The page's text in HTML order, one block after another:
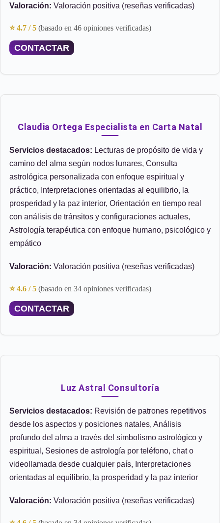
Valoración: Valoración positiva (reseñas verificadas)
⭐ 4.7 / 5 (basado en 46 opiniones verificadas)
CONTACTAR
Claudia Ortega Especialista en Carta Natal
Servicios destacados: Lecturas de propósito de vida y
camino del alma según nodos lunares, Consulta
astrológica personalizada con enfoque espiritual y
práctico, Interpretaciones orientadas al equilibrio, la
prosperidad y la paz interior, Orientación en tiempo real
con análisis de tránsitos y configuraciones actuales,
Astrología terapéutica con enfoque humano, psicológico y
empático
Valoración: Valoración positiva (reseñas verificadas)
⭐ 4.6 / 5 (basado en 34 opiniones verificadas)
CONTACTAR
Luz Astral Consultoría
Servicios destacados: Revisión de patrones repetitivos
desde los aspectos y posiciones natales, Análisis
profundo del alma a través del simbolismo astrológico y
espiritual, Sesiones de astrología por teléfono, chat o
videollamada desde cualquier país, Interpretaciones
orientadas al equilibrio, la prosperidad y la paz interior
Valoración: Valoración positiva (reseñas verificadas)